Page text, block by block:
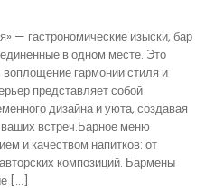
— гастрономические изыски, бар
в одном месте. Это
гармонии стиля и
представляет собой
дизайна и уюта, создавая
встреч.Барное меню
и качеством напитков: от
композиций. Бармены
[…]